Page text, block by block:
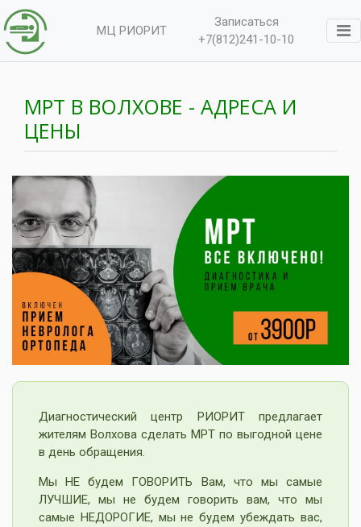
МЦ РИОРИТ
Записаться
+7(812)241-10-10
МРТ В ВОЛХОВЕ - АДРЕСА И
ЦЕНЫ
Диагностический центр РИОРИТ предлагает
жителям Волхова сделать МРТ по выгодной цене
в день обращения.
Мы НЕ будем ГОВОРИТЬ Вам, что мы самые
ЛУЧШИЕ, мы не будем говорить вам, что мы
самые НЕДОРОГИЕ, мы не будем убеждать вас,